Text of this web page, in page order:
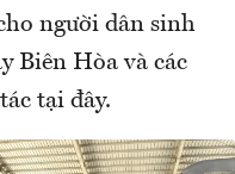
người dân sinh
Biên Hòa và các
tại đây.